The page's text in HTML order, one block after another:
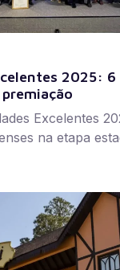
2025: 6
Excelentes
na etapa